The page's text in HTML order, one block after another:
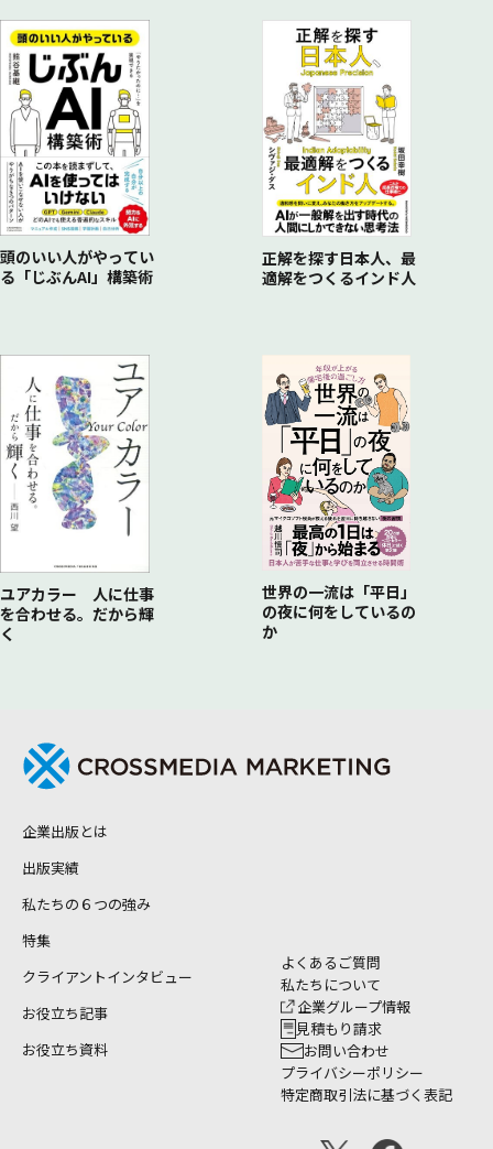
・活動の実効性を高める
・現場の意識にしっかり落とし込むには？
数字で語る
・活動の見える化
・検討内容や活動状況は「数字」で語る
・数値は真実を探るヒントになる
・サンプル数の確保
トールゲートレビューを実施する
・「トールゲートレビュー」とは何か
・トールゲートレビューのやり方
・活動オーナー側のコミットメント
・中立層を賛同者に変える方法
ステークホルダーへの実際のアプローチ
・ステークホルダーの正しい巻き込み方
・3つの観点―「政治・論理・感情」でアプローチする
変革インパクトを評価する
・インパクト評価とは何か
・インパクト評価の進め方
・評価は継続的にアップデートする
負のインパクトを想定する
・現場の納得感を醸成するために
変革活動を現業へ引き渡す
・引き渡すタイミング
・現場の納得を得る
・現場の反発は、キーパーソンを押さえて対応する
・個別の活動を組織の変革活動へと昇華させる
・活動自体が目的化してしまうのをどう防ぐか
・活動のマンネリ化を防ぐ
「変革の基盤」をどう構築するか
・共通言語をつくる―「ステップとルール」「言葉」を定める
・共通言語が迷いをなくす
・共通言語は最初に決める
次世代リーダーを育成する
・次世代リーダーの育成プロセス
・これまでを根本から問い直すテーマが人を育てる
変革を推進するすべての人へ
頭のいい人がやってい
る「じぶんAI」構築術
正解を探す日本人、最
適解をつくるインド人
ユアカラー 人に仕事
を合わせる。だから輝
く
世界の一流は「平日」
の夜に何をしているの
か
企業出版とは
出版実績
私たちの６つの強み
特集
クライアントインタビュー
お役立ち記事
お役立ち資料
よくあるご質問
私たちについて
企業グループ情報
見積もり請求
お問い合わせ
プライバシーポリシー
特定商取引法に基づく表記